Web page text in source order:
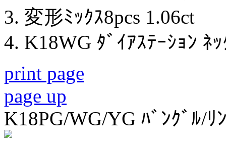
変形ﾐｯｸｽ8pcs 1.06ct
K18WG ﾀﾞｲｱｽﾃｰｼｮﾝ ﾈ
print page
page up
K18PG/WG/YG ﾊﾞﾝｸﾞﾙ/ﾘ